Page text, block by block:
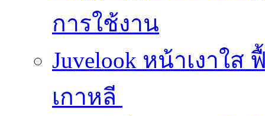
การใช้งาน
Juvelook หน้าเงาใส
เกาหลี